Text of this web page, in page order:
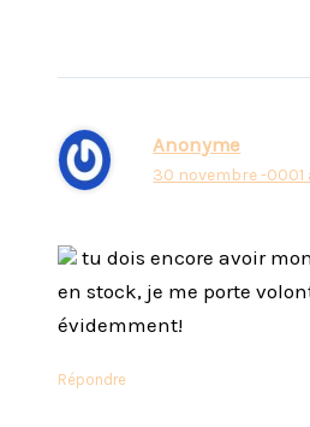
Anonyme
30 novembre -0001
tu dois encore avoir
en stock, je me porte
évidemment!
Répondre